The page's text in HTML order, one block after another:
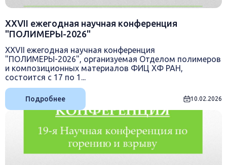
XXVII ежегодная научная конференция
"ПОЛИМЕРЫ-2026"
XXVII ежегодная научная конференция
"ПОЛИМЕРЫ-2026", организуемая Отделом полимеров
и композиционных материалов ФИЦ ХФ РАН,
состоится c 17 по 1...
Подробнее 10.02.2026